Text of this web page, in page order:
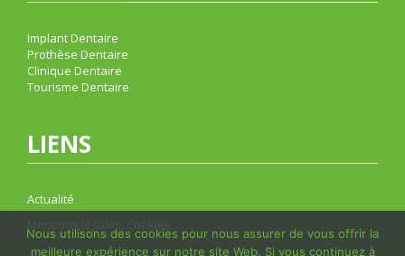
Implant Dentaire
Prothèse Dentaire
Clinique Dentaire
Tourisme Dentaire
LIENS
Actualité
Mentions légales, Cookies
Nous utilisons des cookies pour nous assurer de vous offrir la
meilleure expérience sur notre site Web. Si vous continuez à